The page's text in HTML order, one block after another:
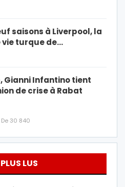
saisons à Liverpool, la
vie turque de…
Gianni Infantino tient
de crise à Rabat
De 30 840
LUS